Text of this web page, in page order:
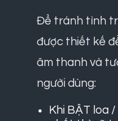
Để tránh tình
được thiết kế
âm thanh và
người dùng:
Khi BẬT loa